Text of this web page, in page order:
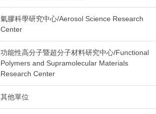
氣膠科學研究中心/Aerosol Science Research
Center
功能性高分子暨超分子材料研究中心/Functional
Polymers and Supramolecular Materials
Research Center
其他單位